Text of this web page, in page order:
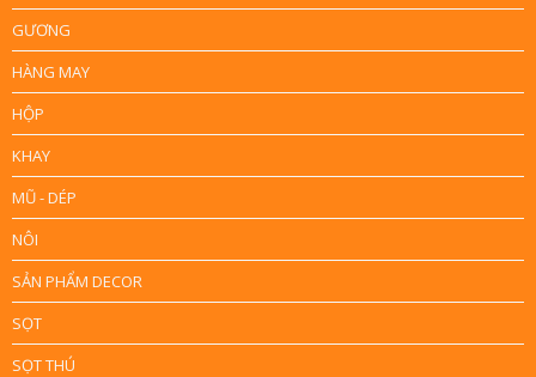
GƯƠNG
HÀNG MAY
HỘP
KHAY
MŨ - DÉP
NÔI
SẢN PHẨM DECOR
SỌT
SỌT THÚ